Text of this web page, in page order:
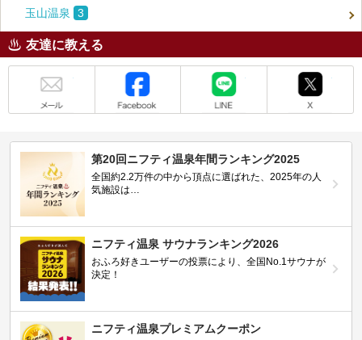
玉山温泉 3
友達に教える
第20回ニフティ温泉年間ランキング2025
全国約2.2万件の中から頂点に選ばれた、2025年の人
気施設は…
ニフティ温泉 サウナランキング2026
おふろ好きユーザーの投票により、全国No.1サウナが
決定！
ニフティ温泉プレミアムクーポン